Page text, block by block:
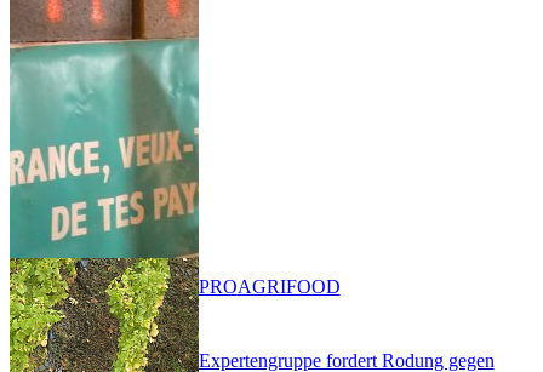
Expertengruppe fordert Rodung gegen
PROAGRIFOOD